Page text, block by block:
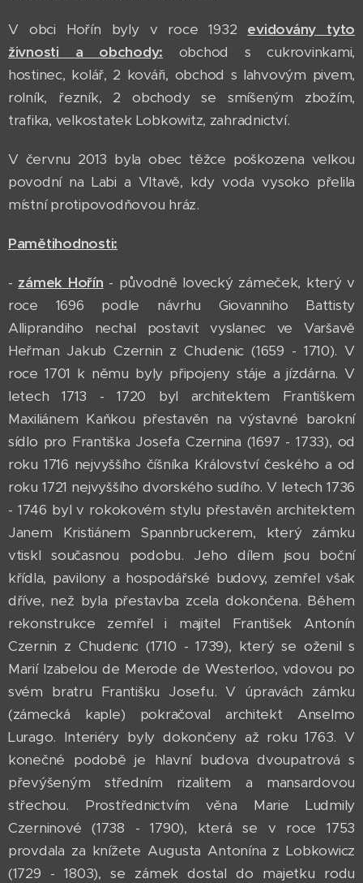
V obci Hořín byly v roce 1932 evidovány tyto
živnosti a obchody: obchod s cukrovinkami,
hostinec, kolář, 2 kováři, obchod s lahvovým pivem,
rolník, řezník, 2 obchody se smíšeným zbožím,
trafika, velkostatek Lobkowitz, zahradnictví.
V červnu 2013 byla obec těžce poškozena velkou
povodní na Labi a Vltavě, kdy voda vysoko přelila
místní protipovodňovou hráz.
Pamětihodnosti:
- zámek Hořín - původně lovecký zámeček, který v
roce 1696 podle návrhu Giovanniho Battisty
Alliprandiho nechal postavit vyslanec ve Varšavě
Heřman Jakub Czernin z Chudenic (1659 - 1710). V
roce 1701 k němu byly připojeny stáje a jízdárna. V
letech 1713 - 1720 byl architektem Františkem
Maxiliánem Kaňkou přestavěn na výstavné barokní
sídlo pro Františka Josefa Czernina (1697 - 1733), od
roku 1716 nejvyššího číšníka Království českého a od
roku 1721 nejvyššího dvorského sudího. V letech 1736
- 1746 byl v rokokovém stylu přestavěn architektem
Janem Kristiánem Spannbruckerem, který zámku
vtiskl současnou podobu. Jeho dílem jsou boční
křídla, pavilony a hospodářské budovy, zemřel však
dříve, než byla přestavba zcela dokončena. Během
rekonstrukce zemřel i majitel František Antonín
Czernin z Chudenic (1710 - 1739), který se oženil s
Marií Izabelou de Merode de Westerloo, vdovou po
svém bratru Františku Josefu. V úpravách zámku
(zámecká kaple) pokračoval architekt Anselmo
Lurago. Interiéry byly dokončeny až roku 1763. V
konečné podobě je hlavní budova dvoupatrová s
převýšeným středním rizalitem a mansardovou
střechou. Prostřednictvím věna Marie Ludmily
Czerninové (1738 - 1790), která se v roce 1753
provdala za knížete Augusta Antonína z Lobkowicz
(1729 - 1803), se zámek dostal do majetku rodu